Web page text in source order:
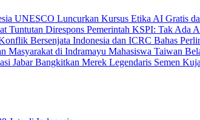
UNESCO Luncurkan Kursus Etika AI Gratis
KSPI: Tak Ada
Indonesia dan ICRC Bahas
Mahasiswa Taiwan
Bangkitkan Merek Legendaris Semen